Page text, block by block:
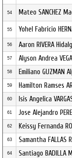
54 Mateo SANCHEZ
55 Yohel Fabricio
56 Aaron RIVERA
57 Alyson Andrea
58 Emiliano GUZMAN
59 Hamilton Ramses
60 Isis Angelica
61 Jose Alejandro
62 Keissy Fernanda
63 Samantha FALLAS
64 Santiago BADILLA